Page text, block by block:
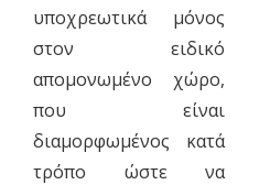
υποχρεωτικά μόνος
στον ειδικό
απομονωμένο χώρο,
που είναι
διαμορφωμένος κατά
τρόπο ώστε να